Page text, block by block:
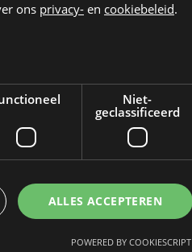
ons privacy- en cookiebeleid.
Niet-
geclassificeerd
ALLES ACCEPTEREN
POWERED BY COOKIESCRIPT